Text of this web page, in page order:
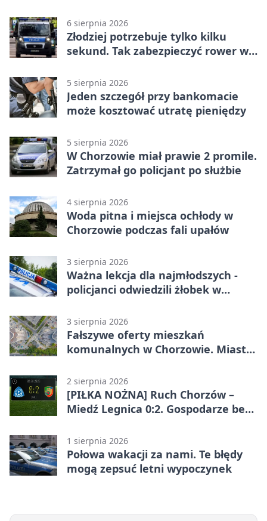
6 sierpnia 2026
Złodziej potrzebuje tylko kilku
sekund. Tak zabezpieczyć rower w
5 sierpnia 2026
Jeden szczegół przy bankomacie
może kosztować utratę pieniędzy
5 sierpnia 2026
W Chorzowie miał prawie 2 promile.
Zatrzymał go policjant po służbie
4 sierpnia 2026
Woda pitna i miejsca ochłody w
Chorzowie podczas fali upałów
3 sierpnia 2026
Ważna lekcja dla najmłodszych -
policjanci odwiedzili żłobek w
3 sierpnia 2026
Fałszywe oferty mieszkań
komunalnych w Chorzowie. Miasto
2 sierpnia 2026
[PIŁKA NOŻNA] Ruch Chorzów –
Miedź Legnica 0:2. Gospodarze bez
1 sierpnia 2026
Połowa wakacji za nami. Te błędy
mogą zepsuć letni wypoczynek